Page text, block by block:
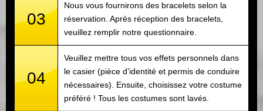
03
Nous vous fournirons des bracelets selon la
réservation. Après réception des bracelets,
veuillez remplir notre questionnaire.
04
Veuillez mettre tous vos effets personnels dans
le casier (pièce d’identité et permis de conduire
nécessaires). Ensuite, choisissez votre costume
préféré ! Tous les costumes sont lavés.